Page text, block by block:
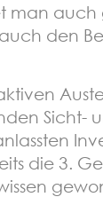
man auch
den
Sicht-
die 3.